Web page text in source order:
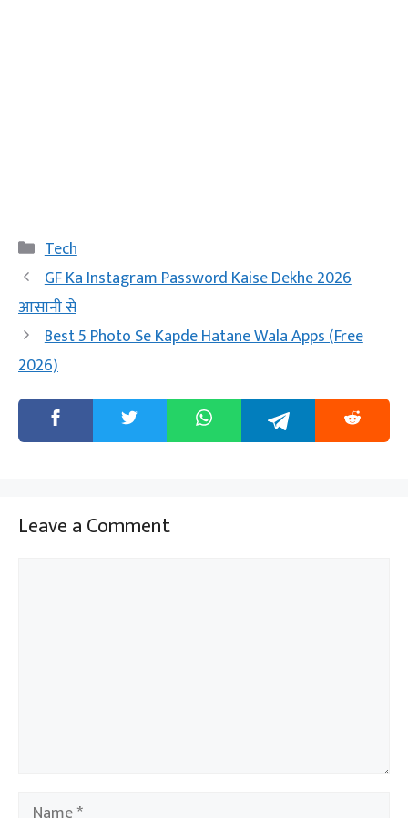
Categories
Tech
GF Ka Instagram Password Kaise Dekhe 2026
आसानी से
Best 5 Photo Se Kapde Hatane Wala Apps (Free
2026)
Leave a Comment
Name